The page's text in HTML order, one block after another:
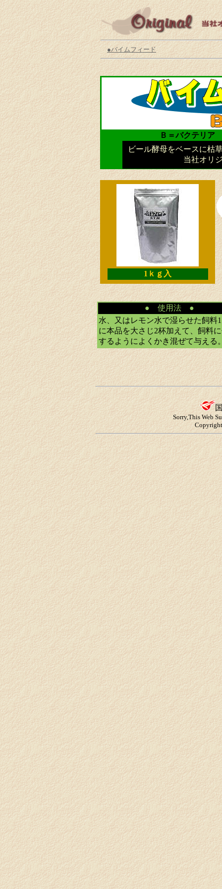
●バイムフィード
Ｂ＝バクテリ
ビール酵母をベースに枯
当社オリ
1ｋｇ入
● 使用法 ●
水、又はレモン水で湿らせた飼料
に本品を大さじ2杯加えて、飼料
するようによくかき混ぜて与える
Sorry,This Web